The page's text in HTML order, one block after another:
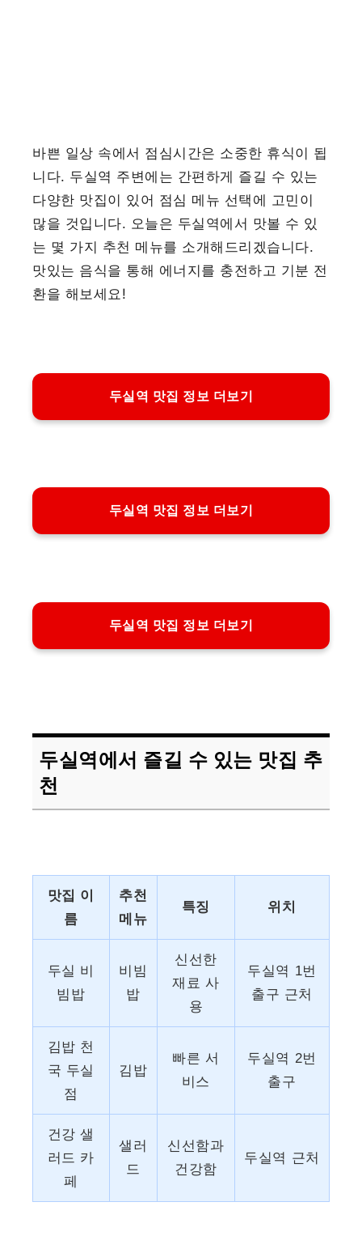
바쁜 일상 속에서 점심시간은 소중한 휴식이 됩
니다. 두실역 주변에는 간편하게 즐길 수 있는
다양한 맛집이 있어 점심 메뉴 선택에 고민이
많을 것입니다. 오늘은 두실역에서 맛볼 수 있
는 몇 가지 추천 메뉴를 소개해드리겠습니다.
맛있는 음식을 통해 에너지를 충전하고 기분 전
환을 해보세요!
두실역 맛집 정보 더보기
두실역 맛집 정보 더보기
두실역 맛집 정보 더보기
두실역에서 즐길 수 있는 맛집 추
천
맛집 이
름
추천
메뉴
특징 위치
두실 비
빔밥
비빔
밥
신선한
재료 사
용
두실역 1번
출구 근처
김밥 천
국 두실
점
김밥
빠른 서
비스
두실역 2번
출구
건강 샐
러드 카
페
샐러
드
신선함과
건강함
두실역 근처